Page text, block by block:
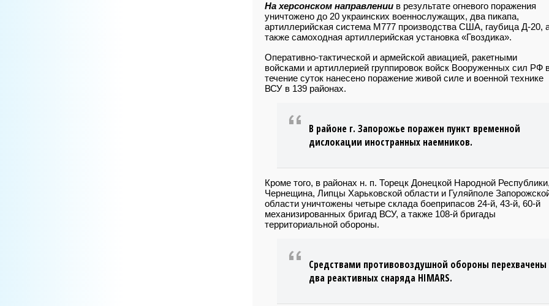
На херсонском направлении в результате огневого поражения
уничтожено до 20 украинских военнослужащих, два пикапа,
артиллерийская система М777 производства США, гаубица Д-20,
также самоходная артиллерийская установка «Гвоздика».
Оперативно-тактической и армейской авиацией, ракетными
войсками и артиллерией группировок войск Вооруженных сил РФ
течение суток нанесено поражение живой силе и военной технике
ВСУ в 139 районах.
В районе г. Запорожье поражен пункт временной
дислокации иностранных наемников.
Кроме того, в районах н. п. Торецк Донецкой Народной
Чернещина, Липцы Харьковской области и Гуляйполе
области уничтожены четыре склада боеприпасов 24-й, 43-й, 60-й
механизированных бригад ВСУ, а также 108-й бригады
территориальной обороны.
Средствами противовоздушной обороны перехвачены
два реактивных снаряда HIMARS.